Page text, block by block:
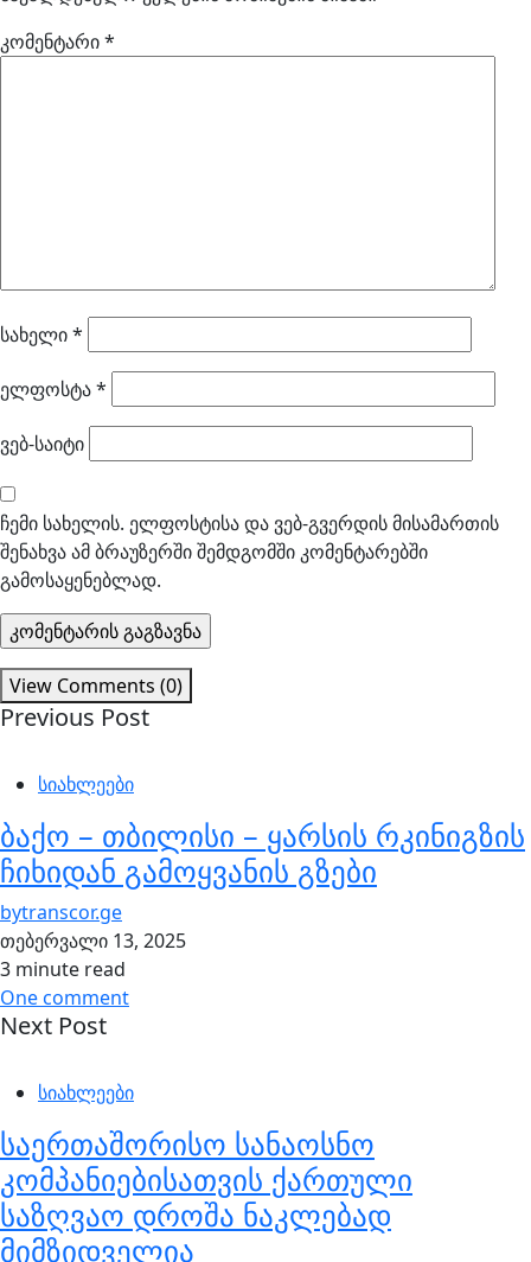
კომენტარი*
სახელი*
ელფოსტა*
ვებ-საიტი
ჩემი სახელის. ელფოსტისა და ვებ-გვერდის მისამართის
შენახვა ამ ბრაუზერში შემდგომში კომენტარებში
გამოსაყენებლად.
View Comments (0)
Previous Post
სიახლეები
ბაქო – თბილისი – ყარსის რკინიგზის
ჩიხიდან გამოყვანის გზები
bytranscor.ge
თებერვალი 13, 2025
3 minute read
One comment
Next Post
სიახლეები
საერთაშორისო სანაოსნო
კომპანიებისათვის ქართული
საზღვაო დროშა ნაკლებად
მიმზიდველია